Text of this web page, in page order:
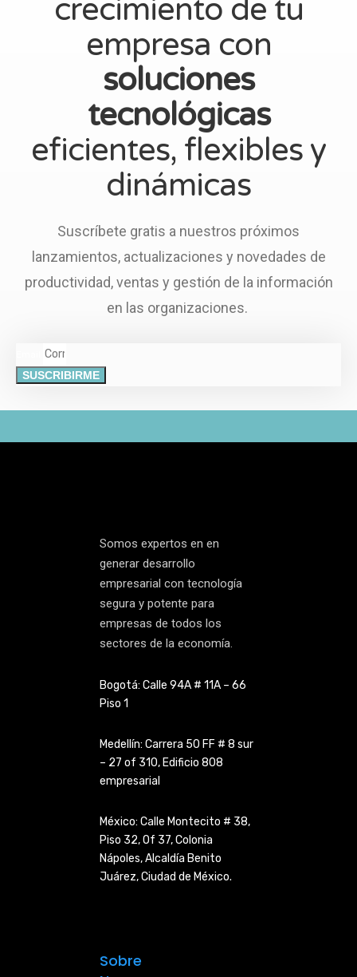
crecimiento de tu
empresa con
soluciones
tecnológicas
eficientes, flexibles y
dinámicas
Suscríbete gratis a nuestros próximos
lanzamientos, actualizaciones y novedades de
productividad, ventas y gestión de la información
en las organizaciones.
SUSCRIBIRME
Somos expertos en en
generar desarrollo
empresarial con tecnología
segura y potente para
empresas de todos los
sectores de la economía.
Bogotá: Calle 94A # 11A – 66
Piso 1
Medellín: Carrera 50 FF # 8 sur
– 27 of 310, Edificio 808
empresarial
México: Calle Montecito # 38,
Piso 32, Of 37, Colonia
Nápoles,Alcaldía Benito
Juárez, Ciudad de México.
Sobre